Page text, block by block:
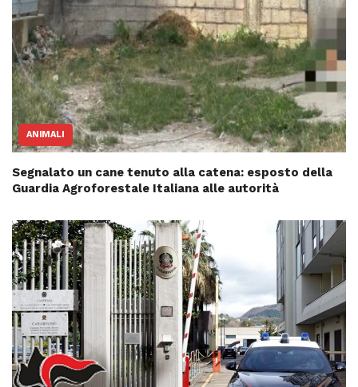
ANIMALI
Segnalato un cane tenuto alla catena: esposto della
Guardia Agroforestale Italiana alle autorità